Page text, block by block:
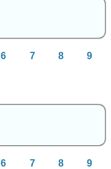
6 7 8 9
6 7 8 9